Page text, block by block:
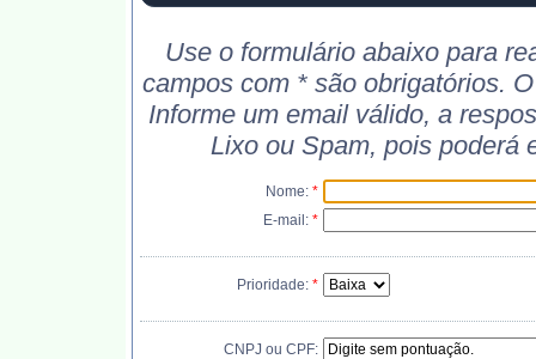
Use o formulário abaixo para
campos com * são obrigatórios.
Informe um email válido, a
Lixo ou Spam, pois poderá
Nome: *
E-mail: *
Prioridade: *
CNPJ ou CPF: